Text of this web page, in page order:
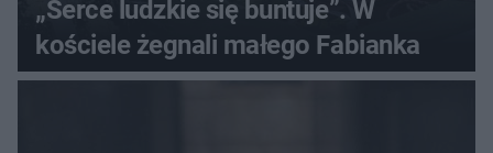
„Serce ludzkie się buntuje”. W
kościele żegnali małego Fabianka